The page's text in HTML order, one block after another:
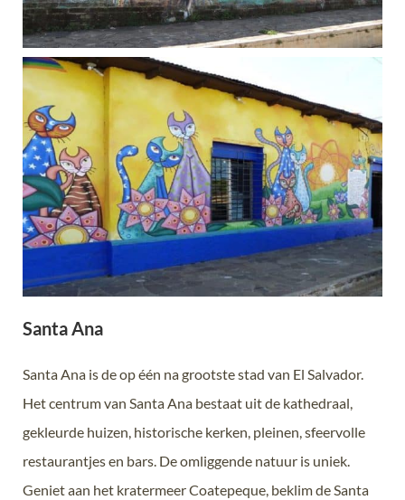
Santa Ana
Santa Ana is de op één na grootste stad van El Salvador.
Het centrum van Santa Ana bestaat uit de kathedraal,
gekleurde huizen, historische kerken, pleinen, sfeervolle
restaurantjes en bars. De omliggende natuur is uniek.
Geniet aan het kratermeer Coatepeque, beklim de Santa